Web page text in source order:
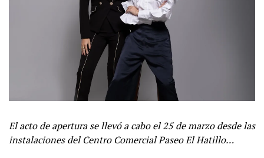
El acto de apertura se llevó a cabo el 25 de marzo desde las
instalaciones del Centro Comercial Paseo El Hatillo…